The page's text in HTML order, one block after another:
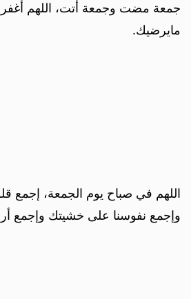
جمعة مضت وجمعة أتت، اللهم
مايرضيك.
اللهم في صباح يوم الجمعة، إجمع
وإجمع نفوسنا على خشيتك وإجمع